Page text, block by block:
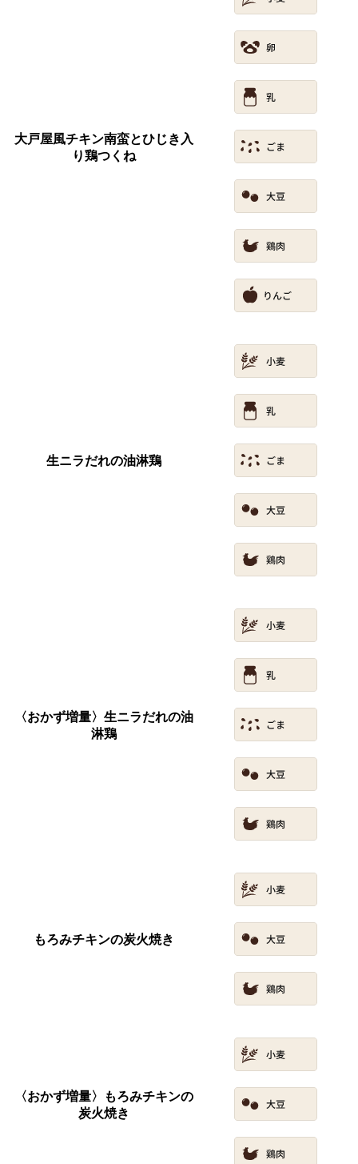
大戸屋風チキン南蛮とひじき入
り鶏つくね
生ニラだれの油淋鶏
〈おかず増量〉生ニラだれの油
淋鶏
もろみチキンの炭火焼き
〈おかず増量〉もろみチキンの
炭火焼き